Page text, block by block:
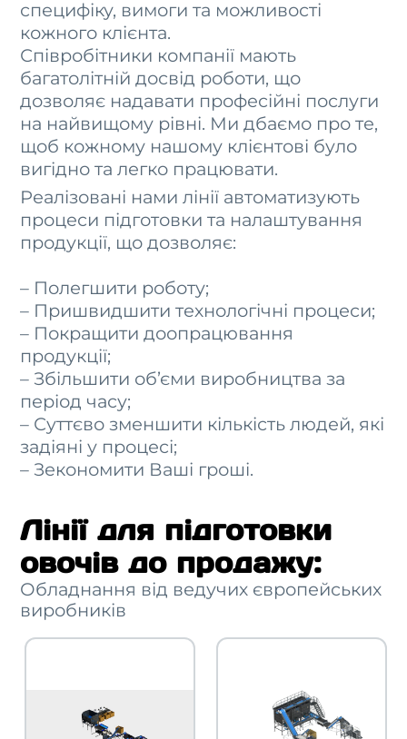
специфіку, вимоги та можливості
кожного клієнта.
Співробітники компанії мають
багатолітній досвід роботи, що
дозволяє надавати професійні послуги
на найвищому рівні. Ми дбаємо про те,
щоб кожному нашому клієнтові було
вигідно та легко працювати.
Реалізовані нами лінії автоматизують
процеси підготовки та налаштування
продукції, що дозволяє:
– Полегшити роботу;
– Пришвидшити технологічні процеси;
– Покращити доопрацювання
продукції;
– Збільшити об’єми виробництва за
період часу;
– Суттєво зменшити кількість людей, які
задіяні у процесі;
– Зекономити Ваші гроші.
Лінії для підготовки
овочів до продажу:
Обладнання від ведучих європейських
виробників